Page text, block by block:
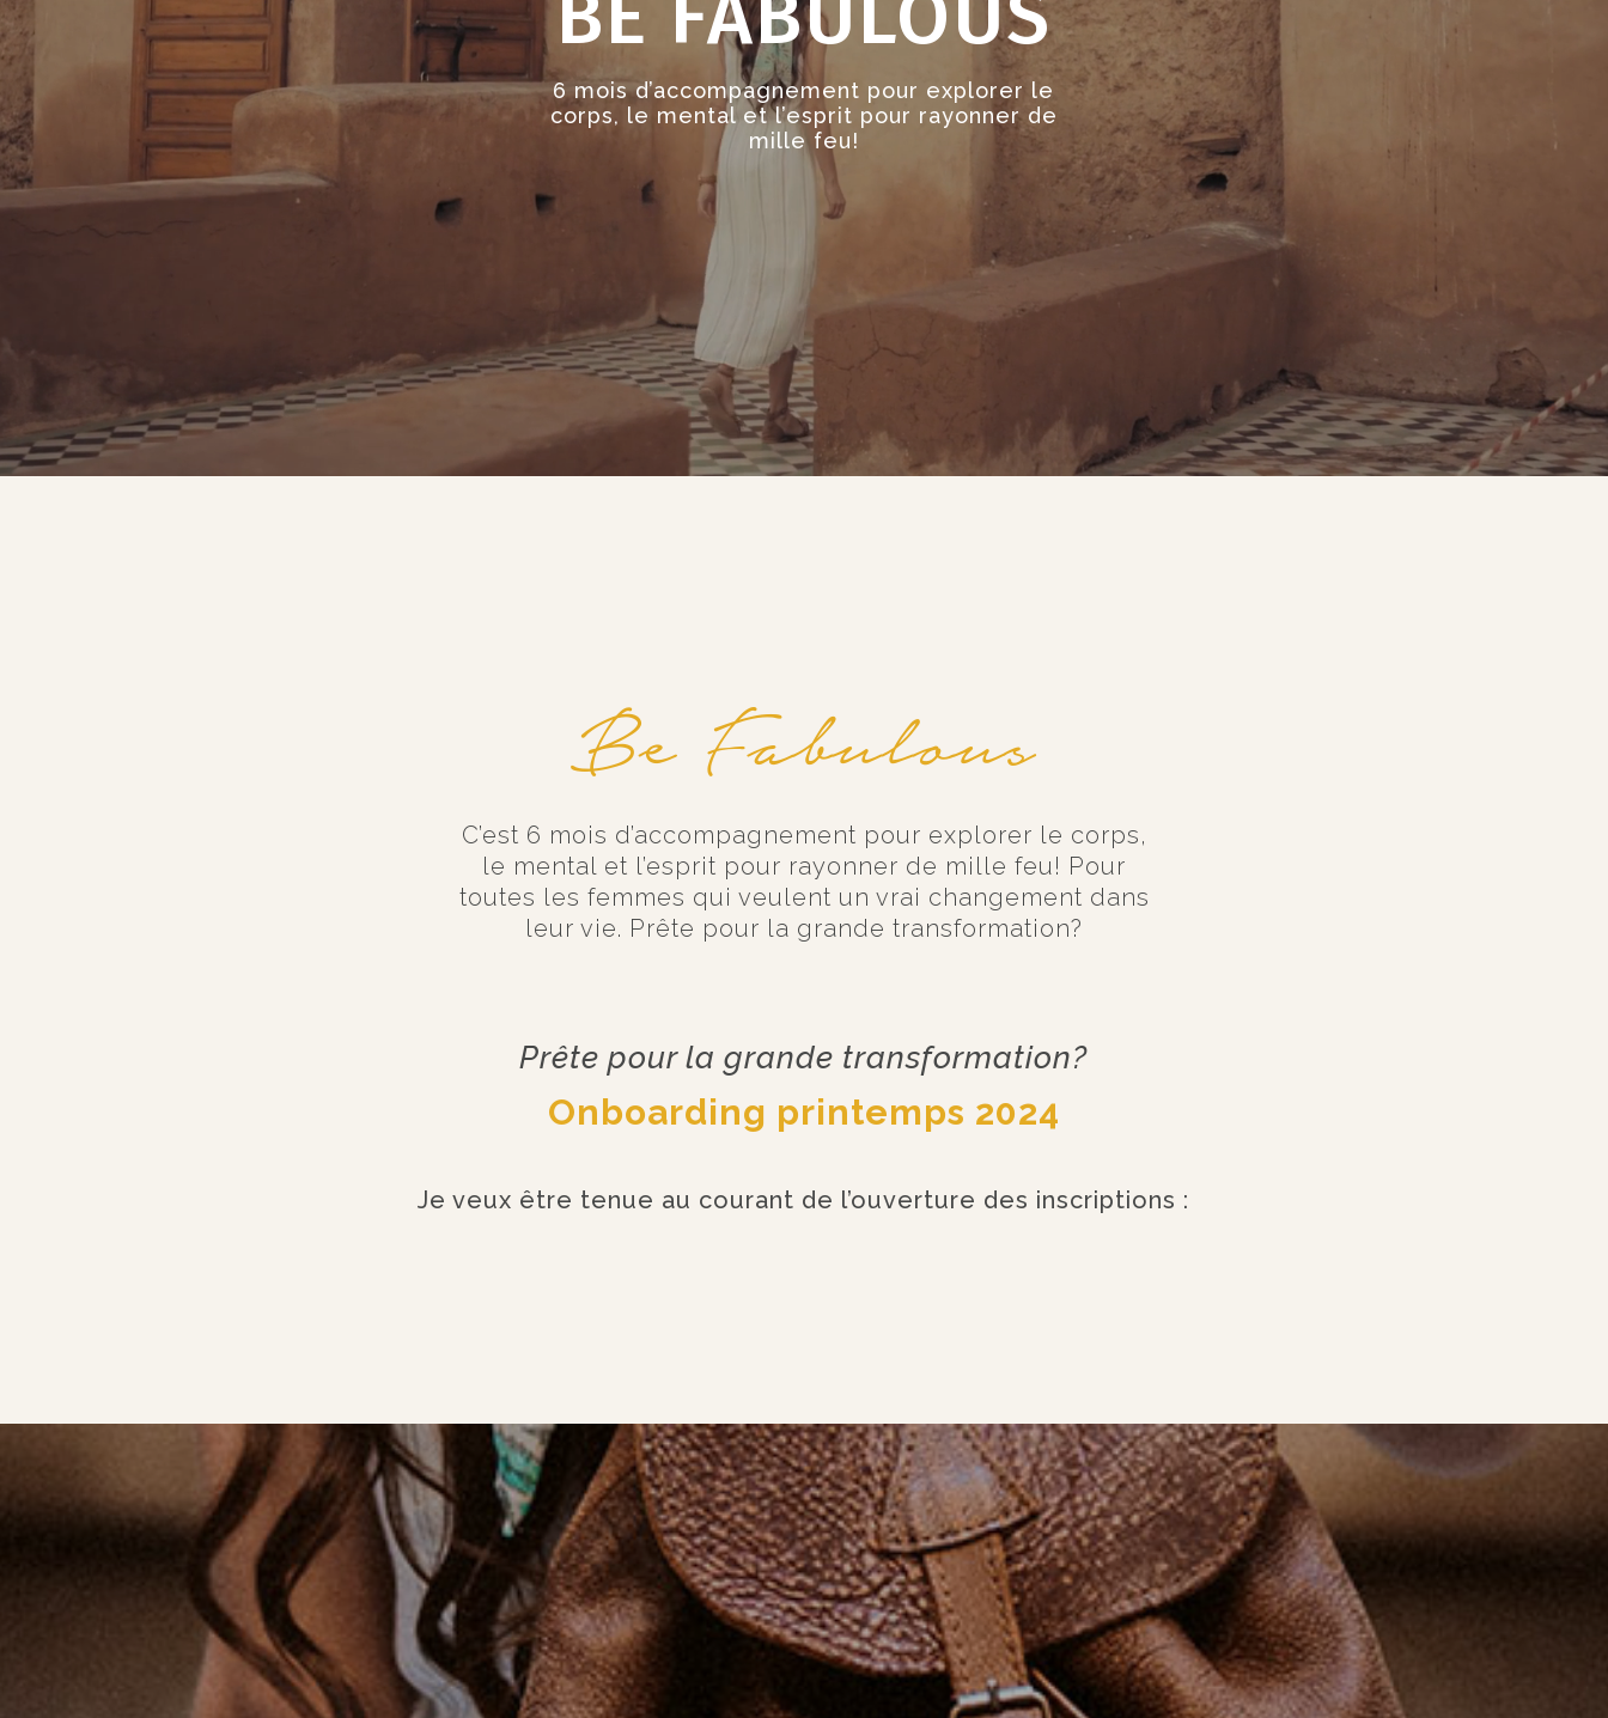
6 mois d’accompagnement pour explorer le
corps, le mental et l’esprit pour rayonner de
mille feu!
Be Fabulous
C’est 6 mois d’accompagnement pour explorer le corps,
le mental et l’esprit pour rayonner de mille feu! Pour
toutes les femmes qui veulent un vrai changement dans
leur vie. Prête pour la grande transformation?
Prête pour la grande transformation?
Onboarding printemps 2024
Je veux être tenue au courant de l’ouverture des inscriptions :